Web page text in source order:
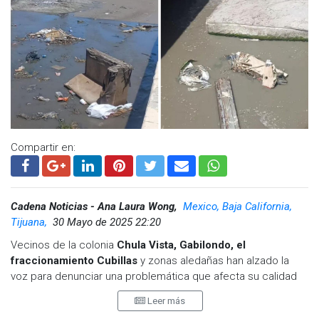
“Este proyecto no pretende crear los espacios por sí mismos,
sino sentar las bases legales, técnicas y sociales para que
esos espacios puedan ser desarrollados por la ciudadanía, el
gobierno y la iniciativa privada”, explicó.
Compartir en:
Cadena Noticias - Ana Laura Wong, Mexico, Baja California,
Tijuana, 30 Mayo de 2025 22:20
Vecinos de la colonia Chula Vista, Gabilondo, el
fraccionamiento Cubillas y zonas aledañas han alzado la
voz para denunciar una problemática que afecta su calidad
de vida desde hace aproximadamente dos semanas debido
a fuertes olores provenientes dedescargas de aguas
Leer más